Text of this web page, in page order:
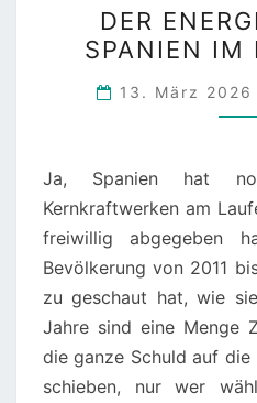
DER
SPANIEN IM
13. März 2026
Ja, Spanien hat
Kernkraftwerken am
freiwillig abgegeben
Bevölkerung von 2011
zu geschaut hat, wie
Jahre sind eine Menge
die ganze Schuld auf
schieben, nur wer